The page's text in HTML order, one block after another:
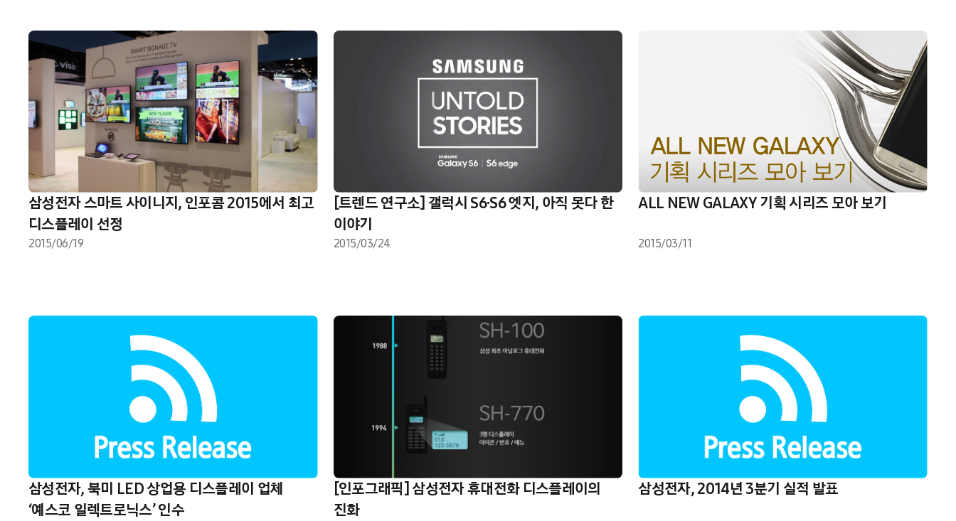
삼성전자 스마트 사이니지, 인포콤 2015에서 최고
디스플레이 선정
2015/06/19
[트렌드 연구소] 갤럭시 S6·S6 엣지, 아직 못다 한
이야기
2015/03/24
ALL NEW GALAXY 기획 시리즈 모아 보기
2015/03/11
삼성전자, 북미 LED 상업용 디스플레이 업체
‘예스코 일렉트로닉스’ 인수
[인포그래픽] 삼성전자 휴대전화 디스플레이의
진화
삼성전자, 2014년 3분기 실적 발표